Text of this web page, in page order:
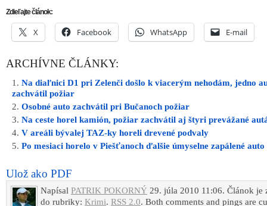
Zdieľajte článok:
X Facebook WhatsApp E-mail
ARCHÍVNE ČLÁNKY:
Na diaľnici D1 pri Zelenči došlo k viacerým nehodám, jedno
zachvátil požiar
Osobné auto zachvátil pri Bučanoch požiar
Na ceste horel kamión, požiar zachvátil aj štyri prevážané
V areáli bývalej TAZ-ky horeli drevené podvaly
Po mesiaci horelo v Piešťanoch ďalšie úmyselne zapálené auto
Ulož ako PDF
Napísal PATRIK POKORNÝ 29. júla 2010 11:06. Článok je
do rubriky: Krimi. RSS 2.0. Both comments and pings are